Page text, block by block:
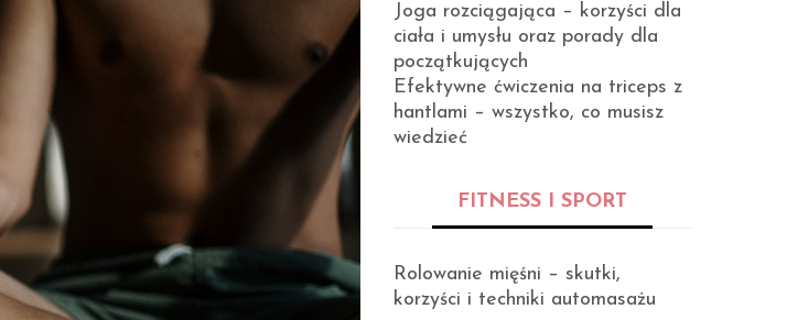
Joga rozciągająca – korzyści dla
ciała i umysłu oraz porady dla
początkujących
Efektywne ćwiczenia na triceps z
hantlami – wszystko, co musisz
wiedzieć
FITNESS I SPORT
Rolowanie mięśni – skutki,
korzyści i techniki automasażu